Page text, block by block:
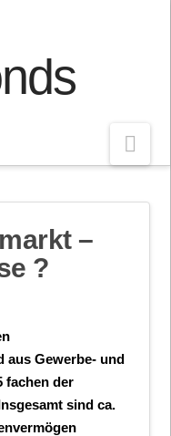
–
?
aus Gewerbe- und
fachen der
sind ca.